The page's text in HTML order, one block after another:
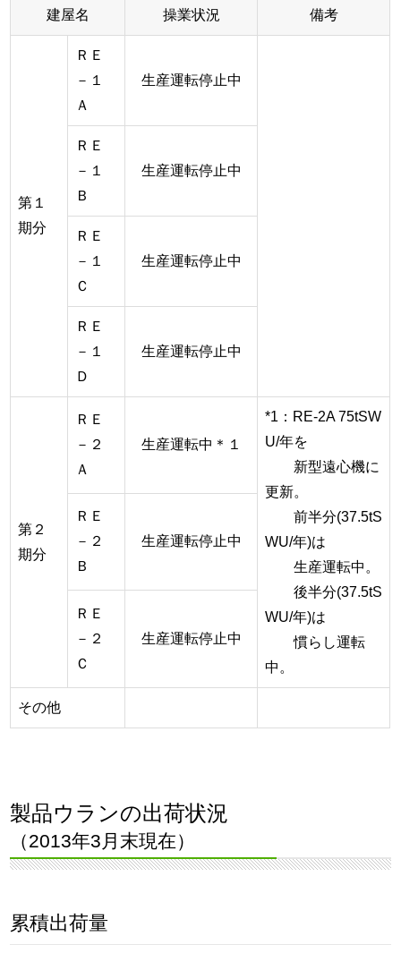
建屋名 操業状況 備考
第１
期分
ＲＥ
－１
Ａ
生産運転停止中
ＲＥ
－１
Ｂ
生産運転停止中
ＲＥ
－１
Ｃ
生産運転停止中
ＲＥ
－１
Ｄ
生産運転停止中
第２
期分
ＲＥ
－２
Ａ
生産運転中＊１
*1：RE-2A 75tSW
U/年を
新型遠心機に
更新。
前半分(37.5tS
WU/年)は
生産運転中。
後半分(37.5tS
WU/年)は
慣らし運転
中。
ＲＥ
－２
Ｂ
生産運転停止中
ＲＥ
－２
Ｃ
生産運転停止中
その他
製品ウランの出荷状況
（2013年3月末現在）
累積出荷量